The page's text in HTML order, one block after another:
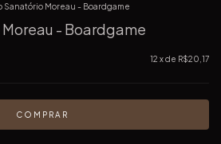
Sanatório Moreau - Boardgame
- Boardgame
12 x de R$20,17